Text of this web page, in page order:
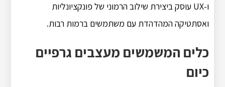
ו-UX עוסק ביצירת שילוב הרמוני של פונקציונליות
ואסתטיקה המהדהדת עם משתמשים ברמות רבות.
כלים המשמשים מעצבים גרפיים
כיום